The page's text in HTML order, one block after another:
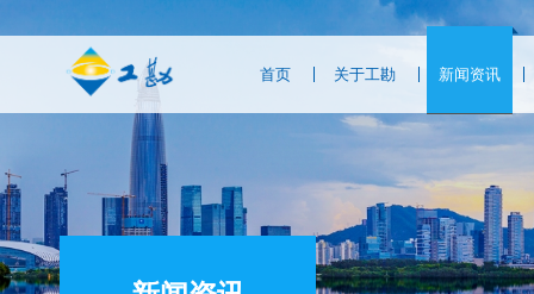
首页 关于工勘 新闻资讯